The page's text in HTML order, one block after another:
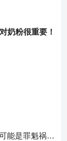
奶粉很重要！
宝宝胃肠道不适？奶粉中的这些成分可能是罪魁祸首！